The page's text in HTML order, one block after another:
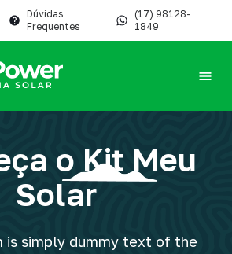
Dúvidas
Frequentes
(17) 98128-
1849
é com a sustentabilidade.
o Kit Meu
Solar
is simply dummy text of the